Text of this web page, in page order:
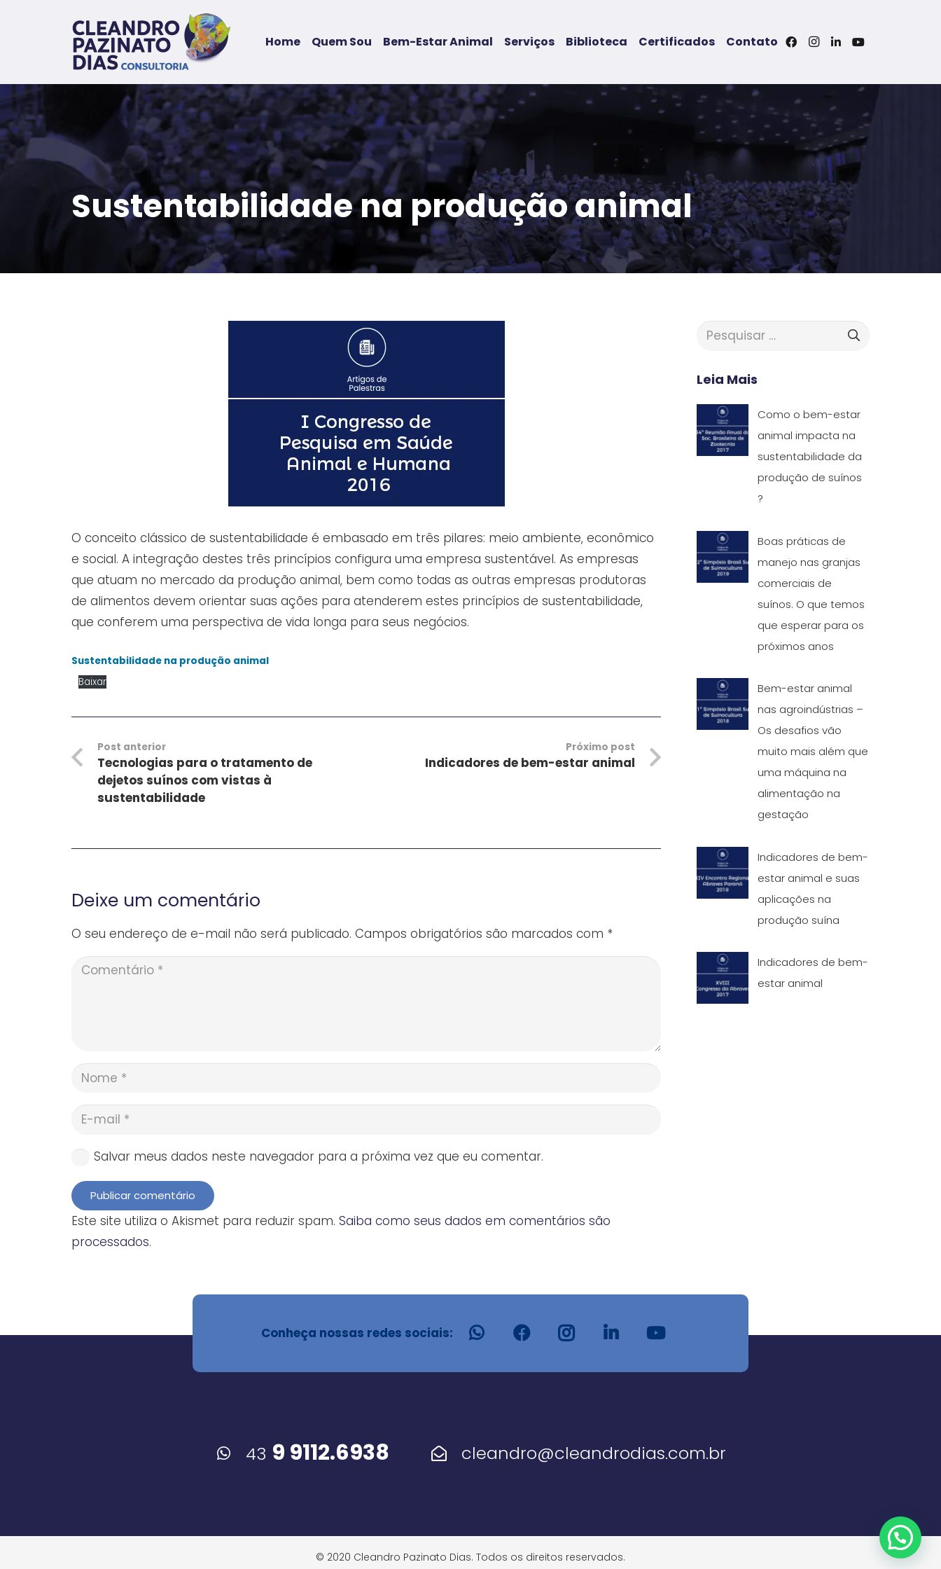
Home Quem Sou Bem-Estar Animal Serviços Biblioteca Certificados Contato
Sustentabilidade na produção animal
O conceito clássico de sustentabilidade é embasado em três pilares: meio ambiente, econômico
e social. A integração destes três princípios configura uma empresa sustentável. As empresas
que atuam no mercado da produção animal, bem como todas as outras empresas produtoras
de alimentos devem orientar suas ações para atenderem estes princípios de sustentabilidade,
que conferem uma perspectiva de vida longa para seus negócios.
Sustentabilidade na produção animal
Baixar
Post anterior
Tecnologias para o tratamento de
dejetos suínos com vistas à
sustentabilidade
Próximo post
Indicadores de bem-estar animal
Deixe um comentário
O seu endereço de e-mail não será publicado. Campos obrigatórios são marcados com *
Salvar meus dados neste navegador para a próxima vez que eu comentar.
Publicar comentário
Este site utiliza o Akismet para reduzir spam. Saiba como seus dados em comentários são
processados.
Pesquisar
Leia Mais
Como o bem-estar
animal impacta na
sustentabilidade da
produção de suínos
?
Boas práticas de
manejo nas granjas
comerciais de
suínos. O que temos
que esperar para os
próximos anos
Bem-estar animal
nas agroindústrias –
Os desafios vão
muito mais além que
uma máquina na
alimentação na
gestação
Indicadores de bem-
estar animal e suas
aplicações na
produção suína
Indicadores de bem-
estar animal
Conheça nossas redes sociais:
43 9 9112.6938 cleandro@cleandrodias.com.br
© 2020 Cleandro Pazinato Dias. Todos os direitos reservados.